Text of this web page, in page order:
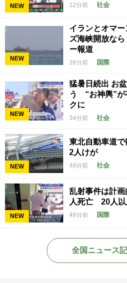
NEW 12分前 社会
NEW
イランとオマ
ズ海峡開放な
ー報道
26分前 国際
NEW
猛暑日続出 お
う “お神輿”が
クに
34分前 社会
NEW
東北自動車道
2人けが
48分前 社会
NEW
乱射事件は計
人死亡 20人以
48分前 国際
全国ニュース